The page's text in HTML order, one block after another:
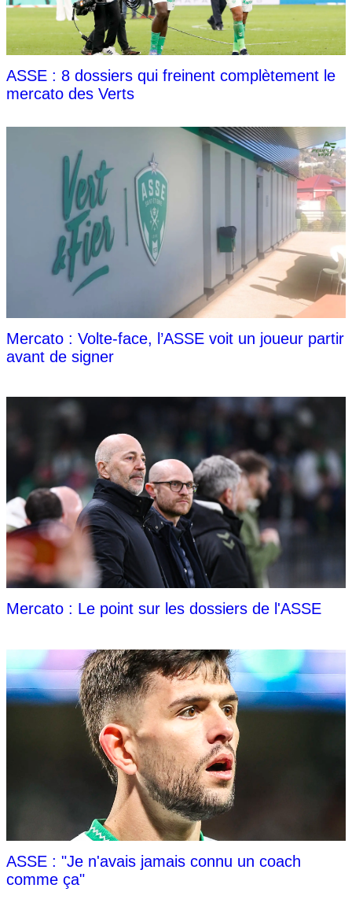
ASSE : 8 dossiers qui freinent complètement le
mercato des Verts
Mercato : Volte-face, l’ASSE voit un joueur partir
avant de signer
Mercato : Le point sur les dossiers de l'ASSE
ASSE : "Je n'avais jamais connu un coach
comme ça"